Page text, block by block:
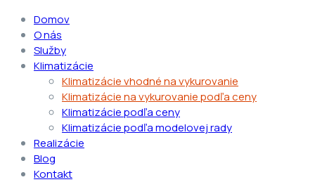
Domov
O nás
Služby
Klimatizácie
Klimatizácie vhodné na vykurovanie
Klimatizácie na vykurovanie podľa ceny
Klimatizácie podľa ceny
Klimatizácie podľa modelovej rady
Realizácie
Blog
Kontakt